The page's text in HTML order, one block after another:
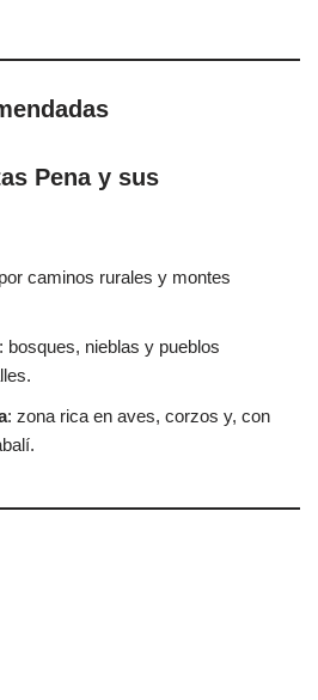
Pena y sus
por caminos rurales y montes
: bosques, nieblas y pueblos
: zona rica en aves, corzos y, con